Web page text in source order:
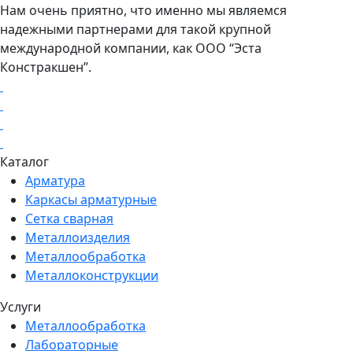
Нам очень приятно, что именно мы являемся
надежными партнерами для такой крупной
международной компании, как ООО “Эста
Констракшен”.
Каталог
Арматура
Каркасы арматурные
Сетка сварная
Металлоизделия
Металлообработка
Металлоконструкции
Услуги
Металлообработка
Лабораторные